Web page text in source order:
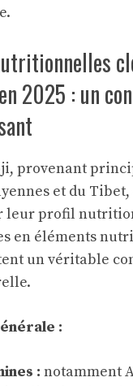
2025 : un
provenant
et du
leur profil
en éléments
un véritable
:
: notamment